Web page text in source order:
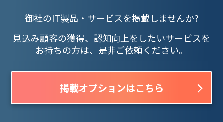
御社のIT製品・サービスを掲載しませんか?
見込み顧客の獲得、認知向上をしたいサービスを
お持ちの方は、是非ご依頼ください。
掲載オプションはこちら